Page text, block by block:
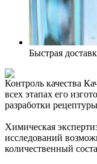
Быстрая
Контроль качества
всех этапах его
разработки
Химическая
исследований
количественный